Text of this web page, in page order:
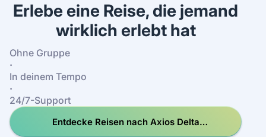
Erlebe eine Reise, die jemand
wirklich erlebt hat
Ohne Gruppe
·
In deinem Tempo
·
24/7-Support
Entdecke Reisen nach Axios Delta